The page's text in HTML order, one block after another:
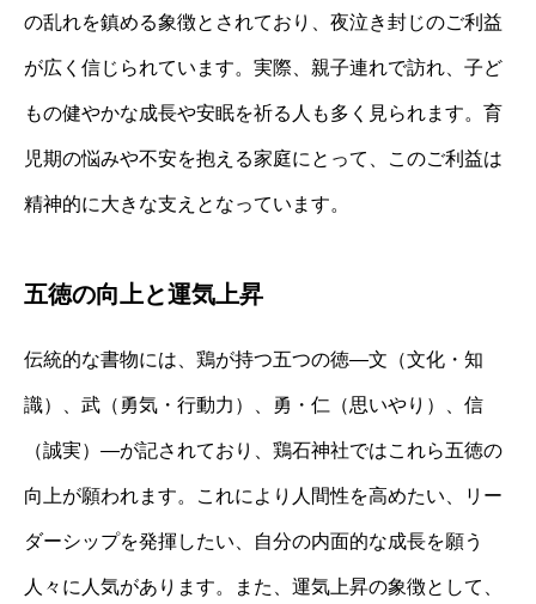
の乱れを鎮める象徴とされており、夜泣き封じのご利益
が広く信じられています。実際、親子連れで訪れ、子ど
もの健やかな成長や安眠を祈る人も多く見られます。育
児期の悩みや不安を抱える家庭にとって、このご利益は
精神的に大きな支えとなっています。
五徳の向上と運気上昇
伝統的な書物には、鶏が持つ五つの徳—文（文化・知
識）、武（勇気・行動力）、勇・仁（思いやり）、信
（誠実）—が記されており、鶏石神社ではこれら五徳の
向上が願われます。これにより人間性を高めたい、リー
ダーシップを発揮したい、自分の内面的な成長を願う
人々に人気があります。また、運気上昇の象徴として、